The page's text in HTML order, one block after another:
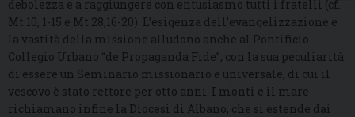
debolezza e a raggiungere con entusiasmo tutti i fratelli (cf.
Mt 10, 1-15 e Mt 28,16-20). L’esigenza dell’evangelizzazione e
la vastità della missione alludono anche al Pontificio
Collegio Urbano “de Propaganda Fide”, con la sua peculiarità
di essere un Seminario missionario e universale, di cui il
vescovo è stato rettore per otto anni. I monti e il mare
richiamano infine la Diocesi di Albano, che si estende dai